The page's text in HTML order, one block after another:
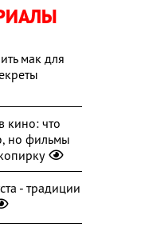
мак для
кино: что
но фильмы
- традиции